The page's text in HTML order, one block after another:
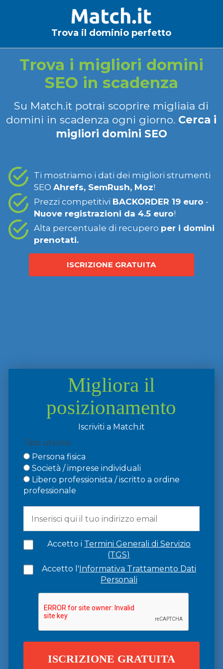
Trova il dominio perfetto
Trova i migliori domini
SEO in scadenza
Su Match.it potrai scoprire migliaia di
domini in scadenza ogni giorno. Cerca i
migliori domini SEO
Ti mostriamo i dati dei migliori strumenti
SEO Ahrefs, SemRush, Moz!
Prezzi competitivi BACKORDER 19 euro -
Nuove registrazioni da 4.5 euro!
Alta percentuale di recupero per i domini
prenotati.
ISCRIZIONE GRATUITA
Migliora il
posizionamento
Iscriviti a Match.it
Tipo utente
Persona fisica
Società / imprese individuali
Libero professionista / iscritto a ordine
professionale
Accetto i Termini Generali di Servizio
(TGS)
Accetto l'Informativa Trattamento Dati
Personali